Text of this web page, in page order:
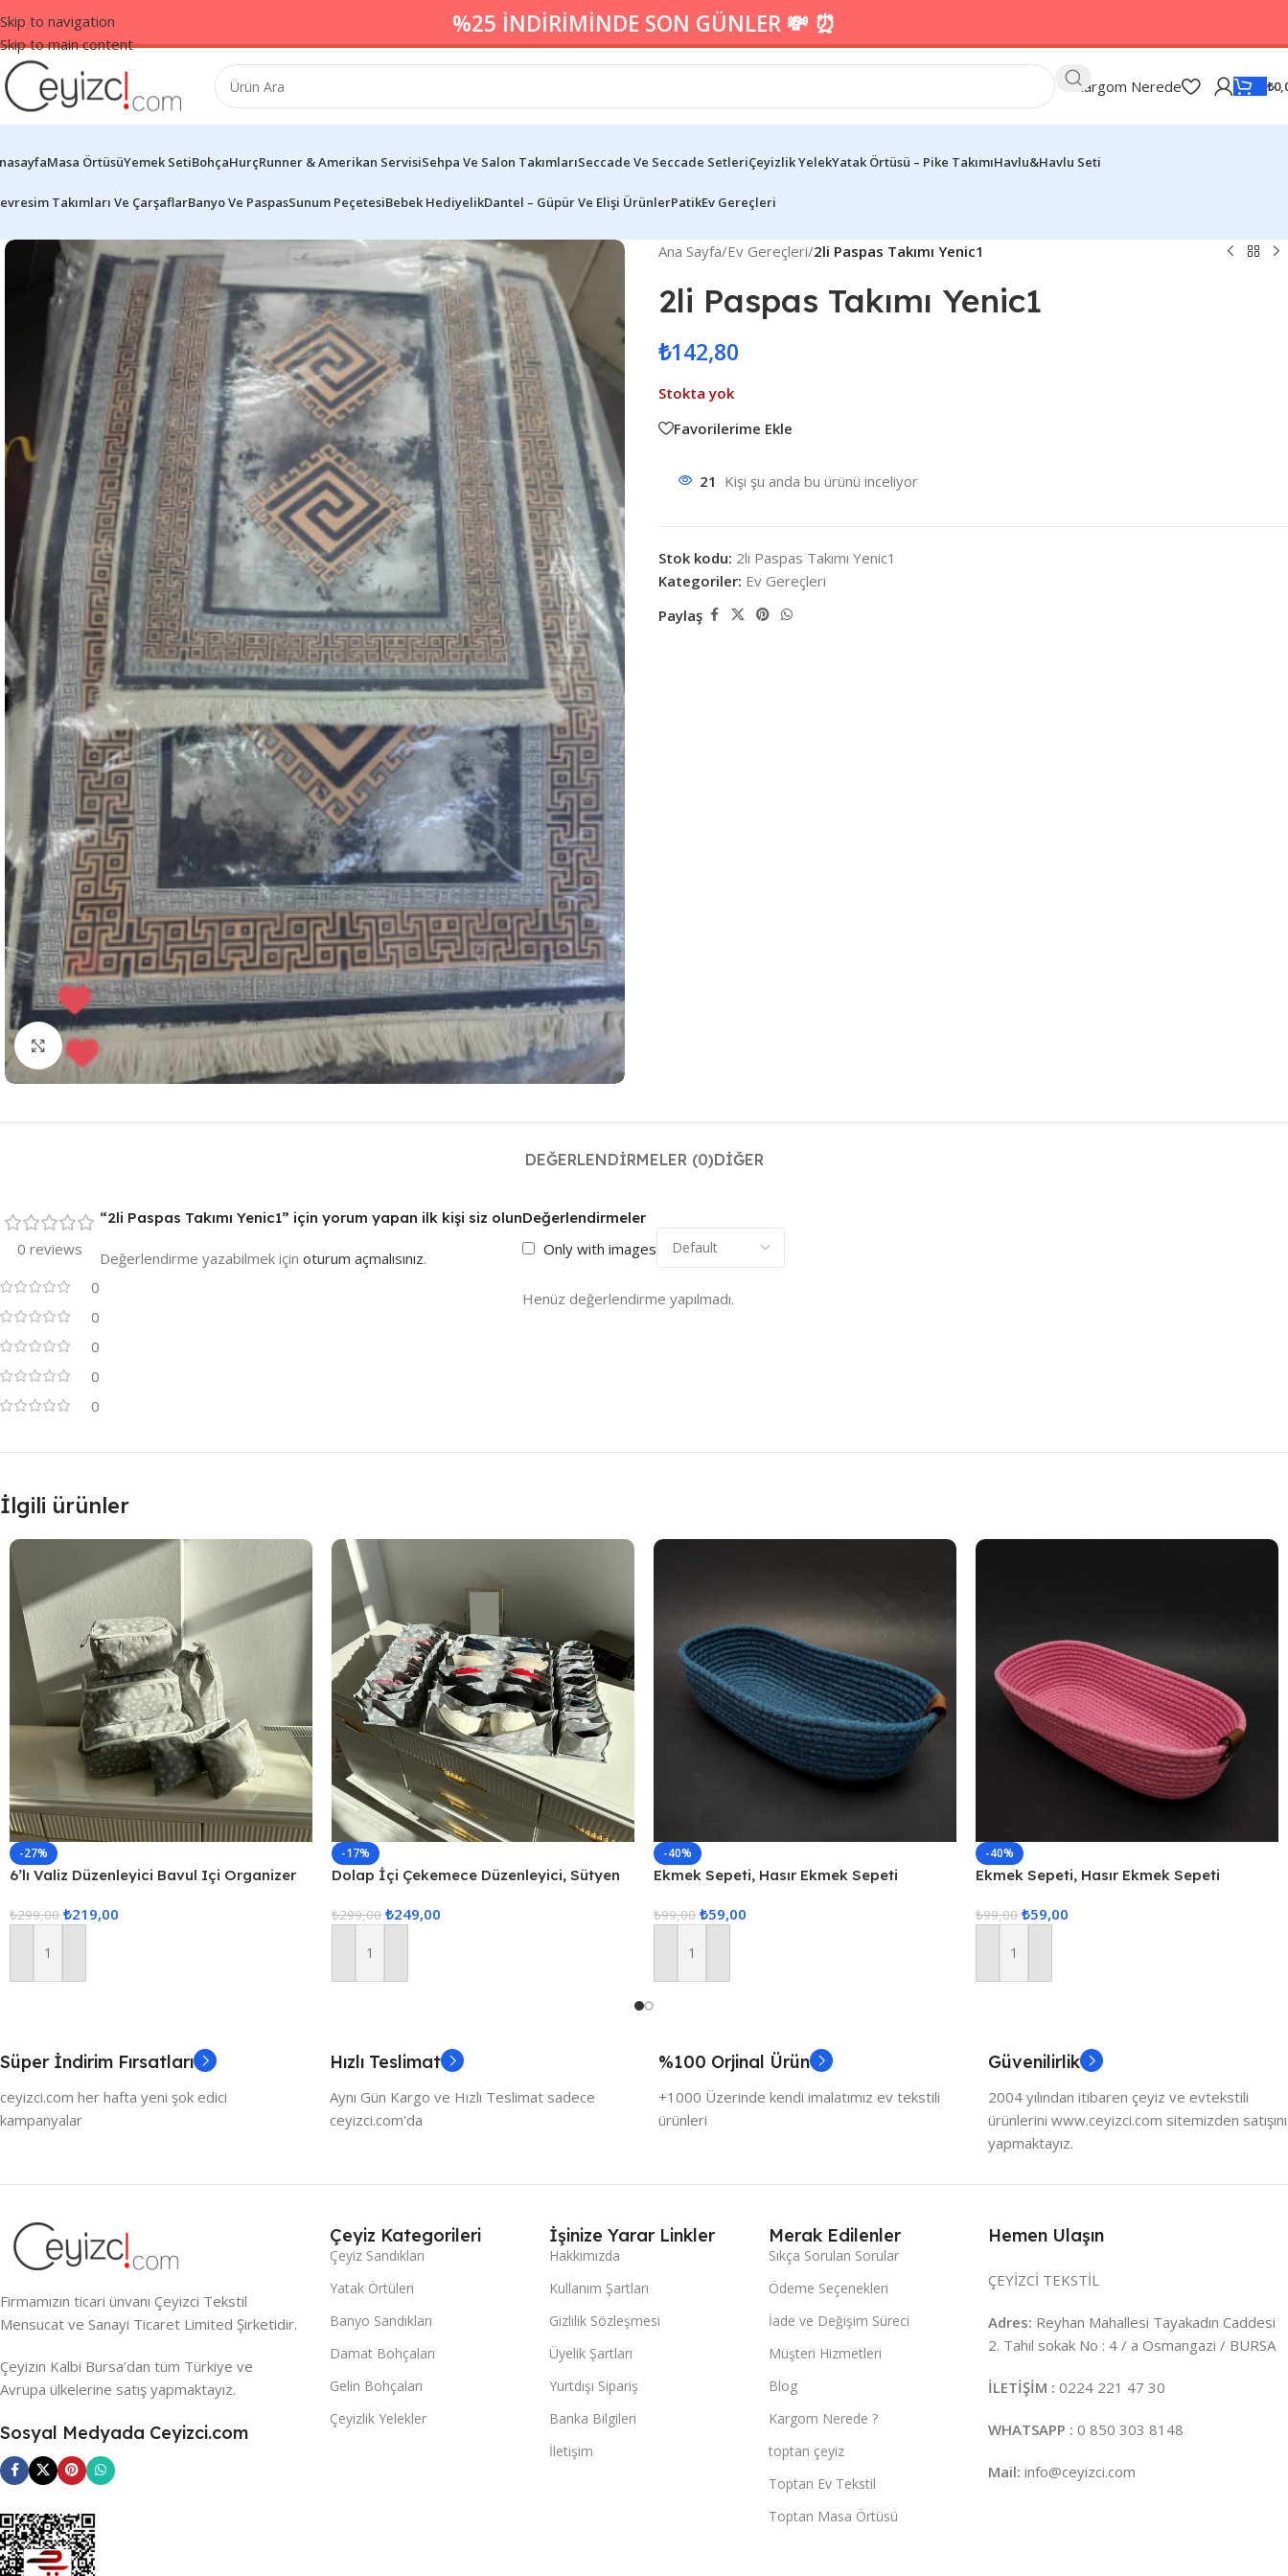
Skip to navigation
Skip to main content
%25 İNDİRİMİNDE SON GÜNLER 💸 ⏰
Kargom Nerede ₺
Masa ÖrtüsüYemek SetiBohçaHurçRunner & Amerikan ServisiSehpa Ve Salon TakımlarıSeccade Ve Seccade SetleriÇeyizlik YelekYatak Örtüsü – Pike TakımıHavlu&Havlu Seti
Takımları Ve ÇarşaflarBanyo Ve PaspasSunum PeçetesiBebek HediyelikDantel – Güpür Ve Elişi ÜrünlerPatikEv Gereçleri
Resmi Büyüt
Ana Sayfa/Ev Gereçleri/2li Paspas Takımı Yenic1
2li Paspas Takımı Yenic1
₺142,80
Stokta yok
Favorilerime Ekle
21 Kişi şu anda bu ürünü inceliyor
Stok kodu: 2li Paspas Takımı Yenic1
Kategoriler: Ev Gereçleri
Paylaş
DEĞERLENDIRMELER (0)DIĞER
0 reviews
0
0
0
0
0
Değerlendirmeler
Only with images
Henüz değerlendirme yapılmadı.
“2li Paspas Takımı Yenic1” için yorum yapan ilk kişi siz olun
Değerlendirme yazabilmek için oturum açmalısınız.
İlgili ürünler
-27%
6’lı Valiz Düzenleyici Bavul Içi Organizer
₺299,00 ₺219,00
Sepete Ekle
-17%
Dolap İçi Çekemece Düzenleyici, Sütyen
Çekmece İçi Düzenle
₺299,00 ₺249,00
Sepete Ekle
-40%
Ekmek Sepeti, Hasır Ekmek Sepeti
₺99,00 ₺59,00
Sepete Ekle
-40%
Ekmek Sepeti, Hasır Ekmek Sepeti
₺99,00 ₺59,00
Sepete Ekle
Süper İndirim Fırsatları
ceyizci.com her hafta yeni şok edici
kampanyalar
Hızlı Teslimat
Aynı Gün Kargo ve Hızlı Teslimat sadece
ceyizci.com'da
%100 Orjinal Ürün
+1000 Üzerinde kendi imalatımız ev tekstili
ürünleri
Güvenilirlik
2004 yılından itibaren çeyiz ve evtekstili
ürünlerini www.ceyizci.com sitemizden satışını
yapmaktayız.
Firmamızın ticari ünvanı Çeyizci Tekstil
Mensucat ve Sanayi Ticaret Limited Şirketidir.
Çeyizin Kalbi Bursa’dan tüm Türkiye ve
Avrupa ülkelerine satış yapmaktayız.
Sosyal Medyada Ceyizci.com
Çeyiz Kategorileri
Çeyiz Sandıkları
Yatak Örtüleri
Banyo Sandıkları
Damat Bohçaları
Gelin Bohçaları
Çeyizlik Yelekler
İşinize Yarar Linkler
Hakkımızda
Kullanım Şartları
Gizlilik Sözleşmesi
Üyelik Şartları
Yurtdışı Sipariş
Banka Bilgileri
İletişim
Merak Edilenler
Sıkça Sorulan Sorular
Ödeme Seçenekleri
İade ve Değişim Süreci
Müşteri Hizmetleri
Blog
Kargom Nerede ?
toptan çeyiz
Toptan Ev Tekstil
Toptan Masa Örtüsü
Hemen Ulaşın
ÇEYİZCİ TEKSTİL
Adres: Reyhan Mahallesi Tayakadın Caddesi
2. Tahıl sokak No : 4 / a Osmangazi / BURSA
İLETİŞİM : 0224 221 47 30
WHATSAPP : 0 850 303 8148
Mail: info@ceyizci.com